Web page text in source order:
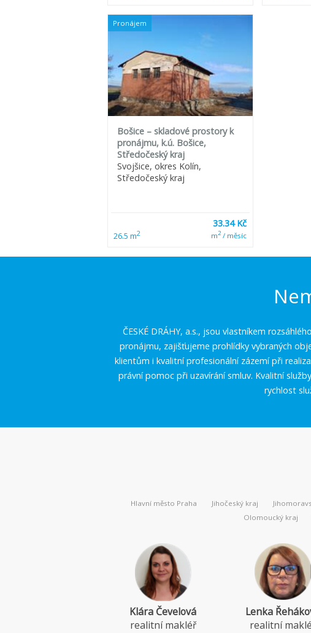
Pronájem
Bošice – skladové prostory k
pronájmu, k.ú. Bošice,
Středočeský kraj
Svojšice, okres Kolín,
Středočeský kraj
26.5 m2
33.34 Kč
m2/ měsíc
ČESKÉ DRÁHY, a.s., jsou vlastníkem
pronájmu, zajišťujeme prohlídky vybraných
klientům i kvalitní profesionální zázemí při
právní pomoc při uzavírání smluv. Kvalitní
rychlost
Hlavní město Praha Jihočeský kraj
Olomoucký kraj
Klára Čevelová
realitní makléř
Lenka
realitní